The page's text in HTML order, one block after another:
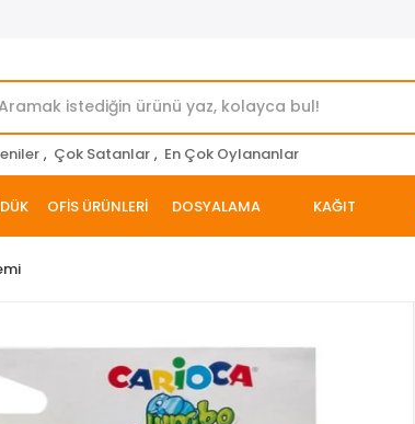
, Çok Satanlar , En Çok Oylananlar
OFİS ÜRÜNLERİ DOSYALAMA KAĞIT